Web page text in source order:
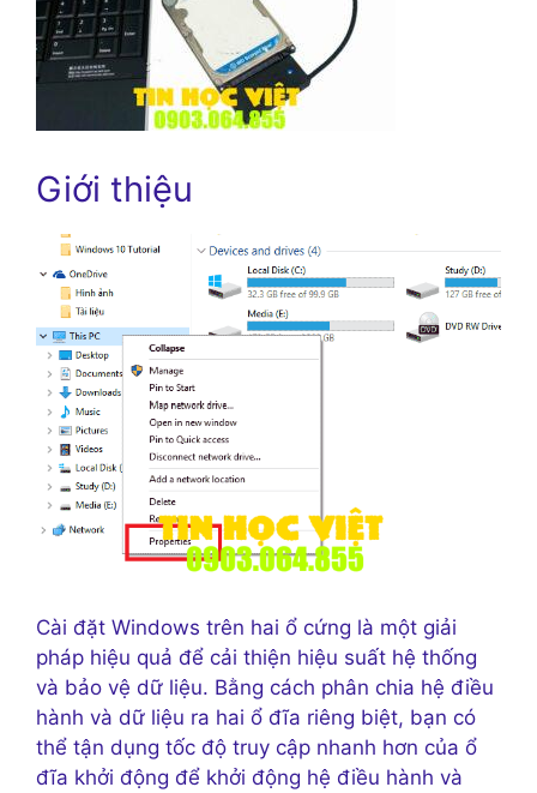
Giới thiệu
Cài đặt Windows trên hai ổ cứng là một giải
pháp hiệu quả để cải thiện hiệu suất hệ thống
và bảo vệ dữ liệu. Bằng cách phân chia hệ điều
hành và dữ liệu ra hai ổ đĩa riêng biệt, bạn có
thể tận dụng tốc độ truy cập nhanh hơn của ổ
đĩa khởi động để khởi động hệ điều hành và